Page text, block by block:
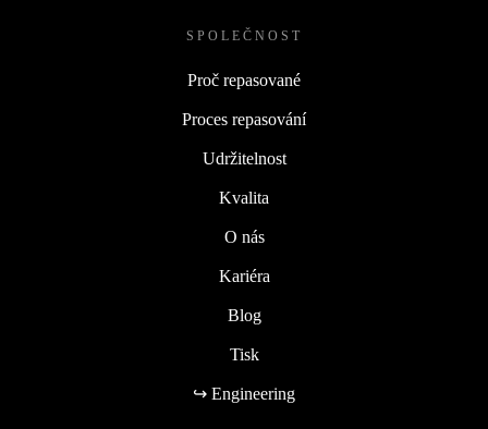
SPOLEČNOST
Proč repasované
Proces repasování
Udržitelnost
Kvalita
O nás
Kariéra
Blog
Tisk
↪ Engineering